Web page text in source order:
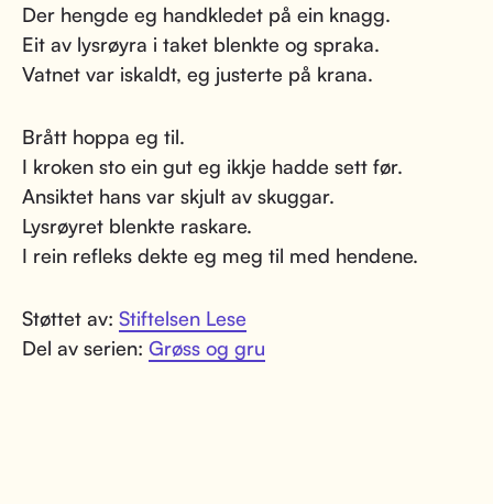
Der hengde eg handkledet på ein knagg.
Eit av lysrøyra i taket blenkte og spraka.
Vatnet var iskaldt, eg justerte på krana.
Brått hoppa eg til.
I kroken sto ein gut eg ikkje hadde sett før.
Ansiktet hans var skjult av skuggar.
Lysrøyret blenkte raskare.
I rein refleks dekte eg meg til med hendene.
Støttet av: Stiftelsen Lese
Del av serien: Grøss og gru